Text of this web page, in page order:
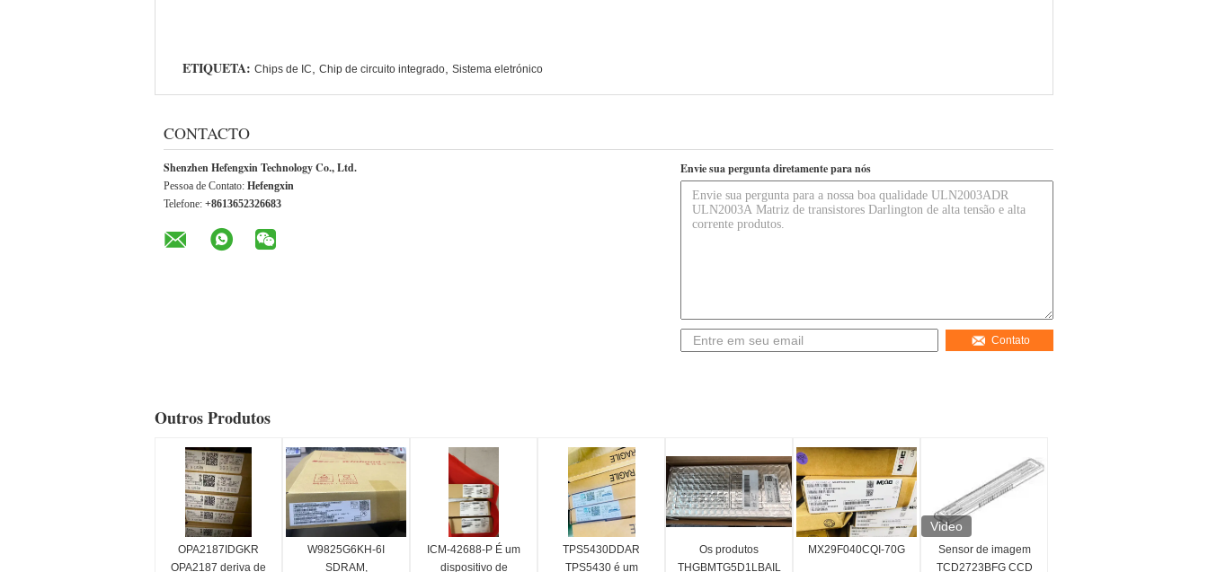
ETIQUETA: Chips de IC Chip de circuito integrado Sistema eletrónico
CONTACTO
Shenzhen Hefengxin Technology Co., Ltd.
Pessoa de Contato: Hefengxin
Telefone: +8613652326683
Envie sua pergunta diretamente para nós
Contato
Outros Produtos
OPA2187IDGKR
OPA2187 deriva de
W9825G6KH-6I
SDRAM,
ICM-42688-P É um
dispositivo de
TPS5430DDAR
TPS5430 é um
Os produtos
THGBMTG5D1LBAIL
MX29F040CQI-70G
Video
Sensor de imagem
TCD2723BFG CCD